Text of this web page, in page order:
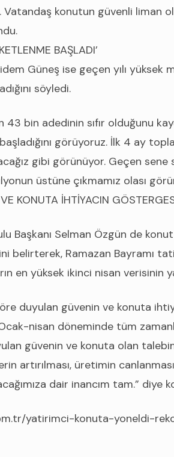
Vatandaş konutun güvenli liman
BAŞLADI’
Güneş ise geçen yılı
söyledi.
43 bin adedinin sıfır olduğunu
görüyoruz. İlk 4 ay
gibi görünüyor. Geçen sene
üstüne çıkmamız olası
KONUTA İHTİYACIN
Başkanı Selman Özgün de
belirterek, Ramazan Bayramı
en yüksek ikinci nisan verisinin
duyulan güvenin ve konuta
nisan döneminde tüm
güvenin ve konuta olan
artırılması, üretimin
dair inancım tam.” diye
yatirimci-konuta-yoneldi-